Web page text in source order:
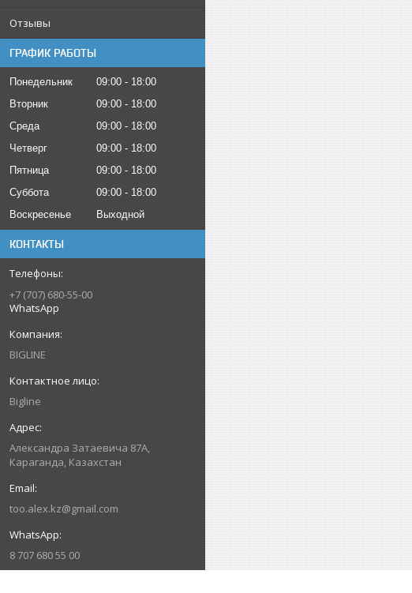
Отзывы
ГРАФИК РАБОТЫ
Понедельник 09:00
18:00
Вторник
09:00
18:00
Среда
09:00
18:00
Четверг
09:00
18:00
Пятница
09:00
18:00
Суббота
09:00
18:00
Воскресенье
Выходной
КОНТАКТЫ
+7 (707) 680-55-00
WhatsApp
BIGLINE
Bigline
Александра Затаевича 87А,
Караганда, Казахстан
too.alex.kz@gmail.com
8 707 680 55 00